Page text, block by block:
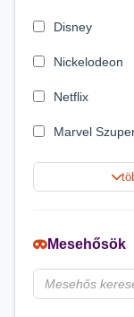
Disney
Nickelodeon
Netflix
Marvel
Summer Toys
Noris
Disney
Mesehősök